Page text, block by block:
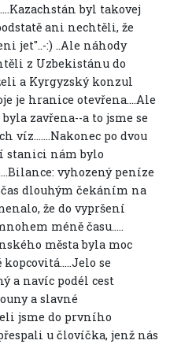
byl takovej
ani nechtěli, že
jet"..-:) ..Ale náhody
z Uzbekistánu do
a Kyrgyzský konzul
je hranice otevřena....Ale
zavřena--a to jsme se
víz.......Nakonec po dvou
stanici nám bylo
vyhozený peníze
dlouhým čekáním na
že do vypršení
méně času.....
města byla moc
se
a navíc podél cest
a slavné
jsme do prvního
u človíčka, jenž nás